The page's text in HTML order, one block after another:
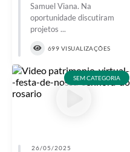
Samuel Viana. Na
oportunidade discutiram
projetos ...
699 VISUALIZAÇÕES
SEM CATEGORIA
26/05/2025